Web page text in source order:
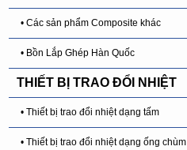
• Các sản phẩm Composite khác
• Bồn Lắp Ghép Hàn Quốc
THIẾT BỊ TRAO ĐỔI NHIỆT
• Thiết bị trao đổi nhiệt dạng tấm
• Thiết bị trao đổi nhiệt dạng ống chùm